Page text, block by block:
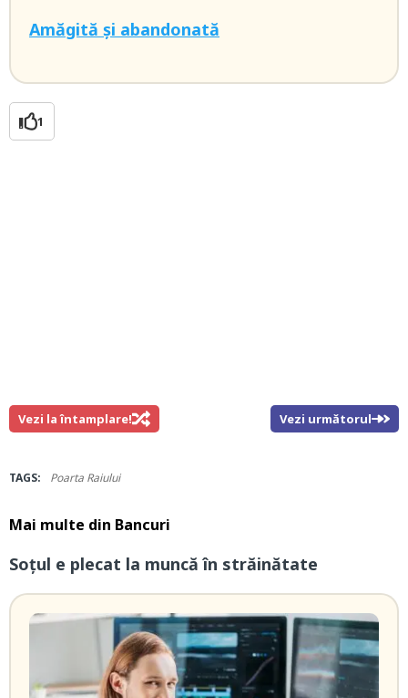
Amăgită și abandonată
1
Vezi la întamplare! Vezi următorul
TAGS: Poarta Raiului
Mai multe din Bancuri
Soțul e plecat la muncă în străinătate